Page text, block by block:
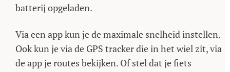
batterij opgeladen.
Via een app kun je de maximale snelheid instellen.
Ook kun je via de GPS tracker die in het wiel zit, via
de app je routes bekijken. Of stel dat je fiets